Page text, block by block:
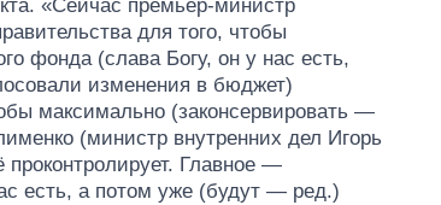
«Сейчас премьер-министр
для того, чтобы
фонда (слава Богу, он у нас есть,
изменения в бюджет)
максимально (законсервировать —
(министр внутренних дел Игорь
Главное —
есть, а потом уже (будут — ред.)